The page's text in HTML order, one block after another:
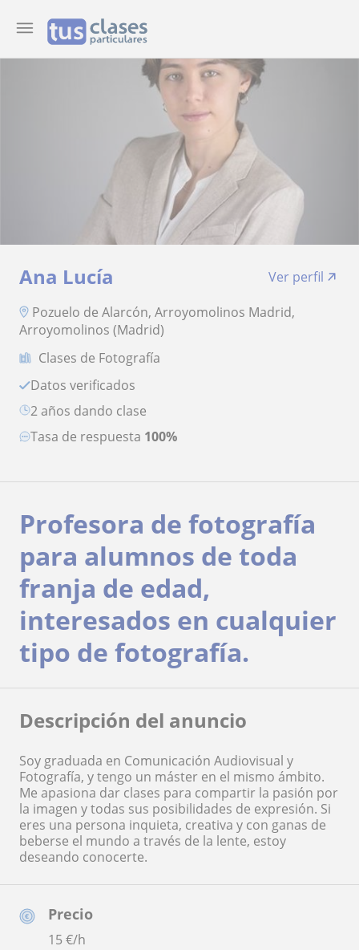
Ana Lucía
Ver perfil
Pozuelo de Alarcón, Arroyomolinos Madrid,
Arroyomolinos (Madrid)
Clases de Fotografía
Datos verificados
2 años dando clase
Tasa de respuesta 100%
Precio
15€/h
Profesora de fotografía
para alumnos de toda
franja de edad,
interesados en cualquier
tipo de fotografía.
Descripción del anuncio
Soy graduada en Comunicación Audiovisual y
Fotografía, y tengo un máster en el mismo ámbito.
Me apasiona dar clases para compartir la pasión por
la imagen y todas sus posibilidades de expresión. Si
eres una persona inquieta, creativa y con ganas de
beberse el mundo a través de la lente, estoy
deseando conocerte.